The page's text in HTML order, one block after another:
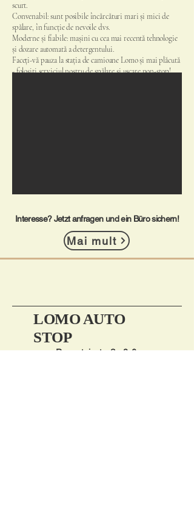
scurt.
Convenabil: sunt posibile încărcături mari și mici de
spălare, în funcție de nevoile dvs.
Moderne și fiabile: mașini cu cea mai recentă tehnologie
și dozare automată a detergentului.
Faceți-vă pauza la stația de camioane Lomo și mai plăcută
- folosiți serviciul nostru de spălare și uscare non-stop!
Interesse? Jetzt anfragen und ein Büro sichern!
Mai mult
LOMO AUTO
STOP
Rennsteigstraße 2-6,